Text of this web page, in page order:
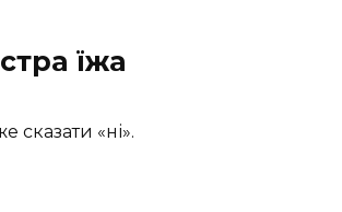
їжа
сказати «ні».